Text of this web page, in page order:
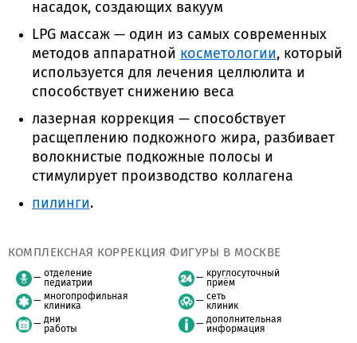
насадок, создающих вакуум
LPG массаж — один из самых современных
методов аппаратной косметологии, который
используется для лечения целлюлита и
способствует снижению веса
лазерная коррекция — способствует
расщеплению подкожного жира, разбивает
волокнистые подкожные полосы и
стимулирует производство коллагена
пилинги.
КОМПЛЕКСНАЯ КОРРЕКЦИЯ ФИГУРЫ В МОСКВЕ
отделение
педиатрии
многопрофильная
клиника
дни
работы
круглосуточный
приём
сеть
клиник
дополнительная
информация